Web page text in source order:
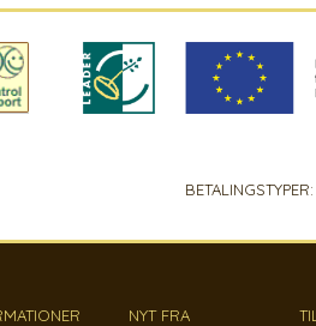
BETALINGSTYPER:
NYT FRA